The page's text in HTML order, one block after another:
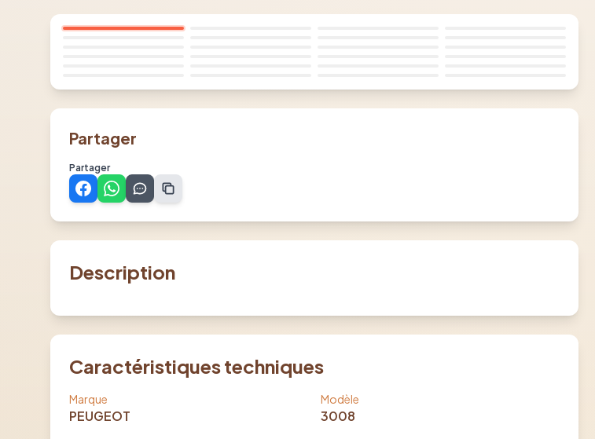
Partager
Partager
Description
Caractéristiques techniques
Marque
PEUGEOT
Modèle
3008